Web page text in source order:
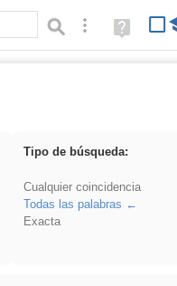
Búsqueda avanzada
Ayuda
(en
Tipo de búsqueda:
Cualquier coincidencia
Todas las palabras
Exacta